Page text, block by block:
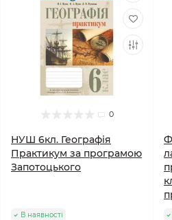
0
НУШ 6кл. Географія
Практикум за програмою
Запотоцького
В наявності